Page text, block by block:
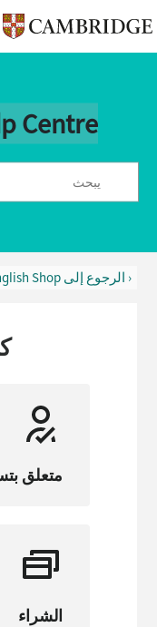
Centre
‹ الرجوع إلى English Shop
متعلق
الشراء